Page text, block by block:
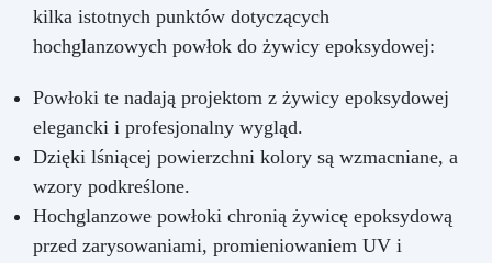
kilka istotnych punktów dotyczących
hochglanzowych powłok do żywicy epoksydowej:
Powłoki te nadają projektom z żywicy epoksydowej
elegancki i profesjonalny wygląd.
Dzięki lśniącej powierzchni kolory są wzmacniane, a
wzory podkreślone.
Hochglanzowe powłoki chronią żywicę epoksydową
przed zarysowaniami, promieniowaniem UV i